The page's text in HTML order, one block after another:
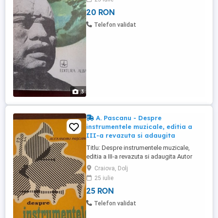
3
Stare: buna
20 RON
Telefon validat
A. Pascanu - Despre
instrumentele muzicale, editia a
III-a revazuta si adaugita
Titlu: Despre instrumentele muzicale,
editia a III-a revazuta si adaugita Autor
Alexandru PASCANU Editura: Muzicala An
de aparitie: 1980 Nr. pagini: 166 Format: 13
x 20 cm Coperti: brosate Stare foarte buna
Craiova, Dolj
25 iulie
25 RON
Telefon validat